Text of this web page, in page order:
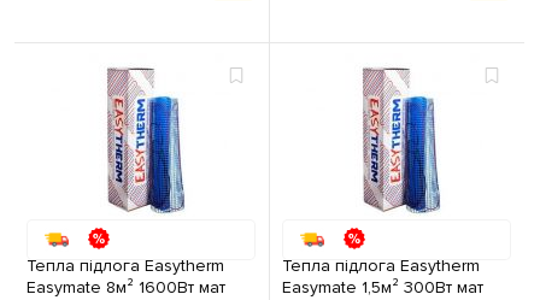
Тепла підлога Easytherm
Easymate 8м² 1600Вт мат
Тепла підлога Easytherm
Easymate 1,5м² 300Вт мат